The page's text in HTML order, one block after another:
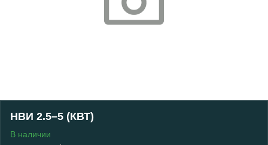
НВИ 2.5–5 (КВТ)
В наличии